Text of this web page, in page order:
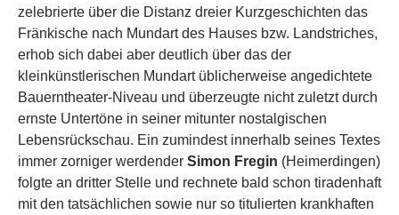
zelebrierte über die Distanz dreier Kurzgeschichten das
Fränkische nach Mundart des Hauses bzw. Landstriches,
erhob sich dabei aber deutlich über das der
kleinkünstlerischen Mundart üblicherweise angedichtete
Bauerntheater-Niveau und überzeugte nicht zuletzt durch
ernste Untertöne in seiner mitunter nostalgischen
Lebensrückschau. Ein zumindest innerhalb seines Textes
immer zorniger werdender Simon Fregin (Heimerdingen)
folgte an dritter Stelle und rechnete bald schon tiradenhaft
mit den tatsächlichen sowie nur so titulierten krankhaften